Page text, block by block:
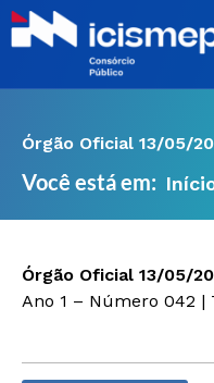
Ir
para
Órgão Oficial 13/05/
Você está em:
Órgão Oficial 13/05/
Ano 1 – Número 042 |